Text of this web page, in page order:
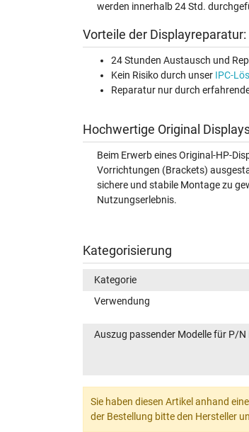
werden innerhalb 24 Std.
Vorteile der Displayreparatur:
24 Stunden Austausch und
Kein Risiko durch unser IPC-
Reparatur nur durch
Hochwertige Original
Beim Erwerb eines Original-HP-
Vorrichtungen (Brackets)
sichere und stabile Montage zu
Nutzungserlebnis.
Kategorisierung
Kategorie
Verwendung
Auszug passender Modelle für P/
Sie haben diesen Artikel anhand
der Bestellung bitte den Hersteller